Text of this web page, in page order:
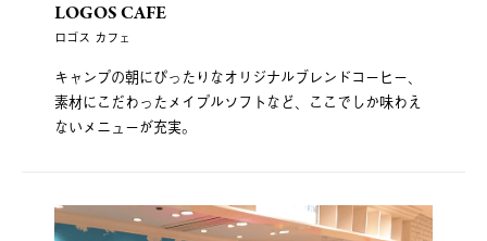
LOGOS CAFE
ロゴス カフェ
キャンプの朝にぴったりなオリジナルブレンドコーヒー、
素材にこだわったメイプルソフトなど、ここでしか味わえ
ないメニューが充実。